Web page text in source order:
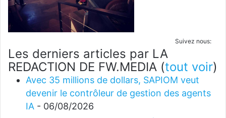
Suivez nous:
Les derniers articles par LA
REDACTION DE FW.MEDIA (tout voir)
Avec 35 millions de dollars, SAPIOM veut
devenir le contrôleur de gestion des agents
IA - 06/08/2026